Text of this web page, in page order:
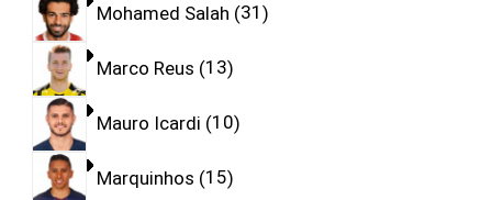
Mohamed Salah 31
Marco Reus 13
Mauro Icardi 10
Marquinhos 15